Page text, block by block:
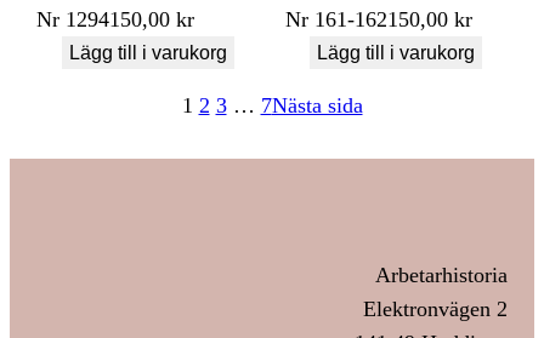
Nr 1294150,00kr
Lägg till i varukorg
Nr 161-162150,00kr
Lägg till i varukorg
1 2 3 … 7Nästa sida
Arbetarhistoria
Elektronvägen 2